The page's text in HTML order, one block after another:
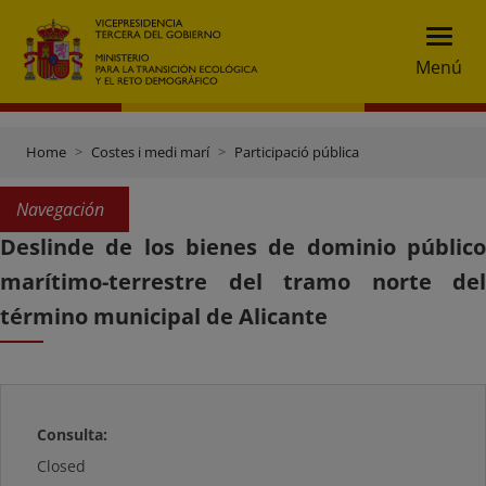
Menú
Home Costes i medi marí Participació pública
Navegación
Deslinde de los bienes de dominio público
marítimo-terrestre del tramo norte del
término municipal de Alicante
Consulta:
Closed